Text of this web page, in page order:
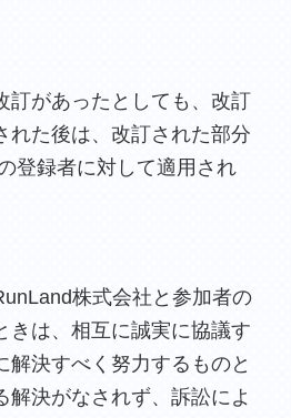
訂があったとしても、改訂
れた後は、改訂された部分
登録者に対して適用され
株式会社と参加者の
きは、相互に誠実に協議す
解決すべく努力するものと
解決がなされず、訴訟によ